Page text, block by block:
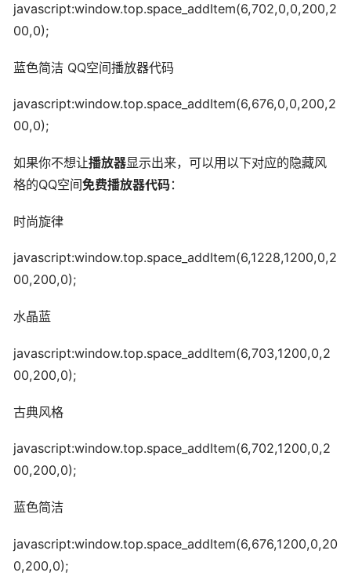
javascript:window.top.space_addItem(6,702,0,0,200,2
00,0);
蓝色简洁 QQ空间播放器代码
javascript:window.top.space_addItem(6,676,0,0,200,2
00,0);
如果你不想让播放器显示出来，可以用以下对应的隐藏风
格的QQ空间免费播放器代码：
时尚旋律
javascript:window.top.space_addItem(6,1228,1200,0,2
00,200,0);
水晶蓝
javascript:window.top.space_addItem(6,703,1200,0,2
00,200,0);
古典风格
javascript:window.top.space_addItem(6,702,1200,0,2
00,200,0);
蓝色简洁
javascript:window.top.space_addItem(6,676,1200,0,20
0,200,0);